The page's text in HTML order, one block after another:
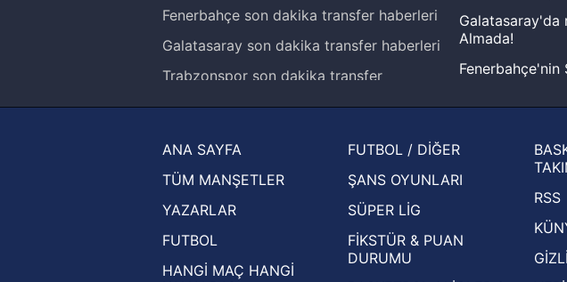
Fenerbahçe son dakika transfer haberleri
Galatasaray son dakika transfer haberleri
Trabzonspor son dakika transfer
Ziraat Türkiye Kupası haberleri
UEFA Şampiyonlar Ligi haberleri
UEFA Avrupa Ligi haberleri
UEFA Konferans Ligi haberleri
Galatasaray'da
Almada!
Zabrze'yi
basından
Beşiktaş'ın
Eleme Turu
ANA SAYFA
TÜM MANŞETLER
YAZARLAR
FUTBOL
HANGİ MAÇ HANGİ
FUTBOL / DİĞER
ŞANS OYUNLARI
SÜPER LİG
FİKSTÜR & PUAN
DURUMU
RSS